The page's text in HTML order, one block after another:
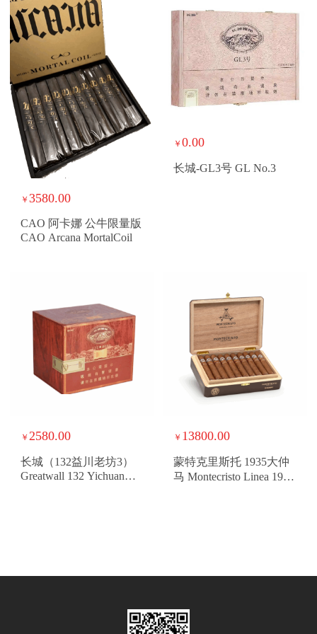
￥ 3580.00
CAO 阿卡娜 公牛限量版
CAO Arcana MortalCoil
￥ 0.00
长城-GL3号 GL No.3
￥ 2580.00
长城（132益川老坊3）
Greatwall 132 Yichuan
￥ 13800.00
蒙特克里斯托 1935大仲
马 Montecristo Linea 1935